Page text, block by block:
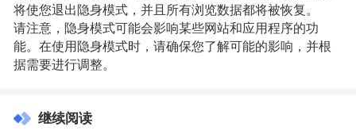
将使您退出隐身模式，并且所有浏览数据都将被恢复。
请注意，隐身模式可能会影响某些网站和应用程序的功
能。在使用隐身模式时，请确保您了解可能的影响，并根
据需要进行调整。
继续阅读